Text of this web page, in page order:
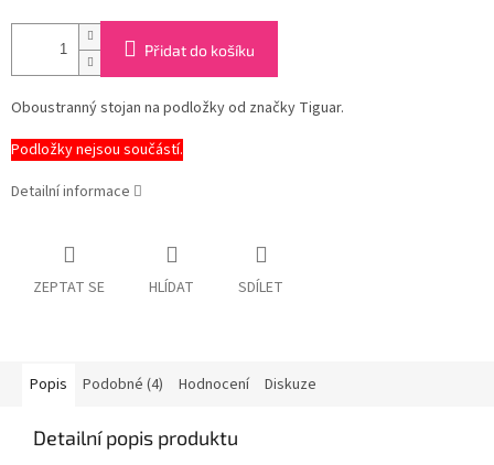
Přidat do košíku
Oboustranný stojan na podložky od značky Tiguar.
Podložky nejsou součástí.
Detailní informace
ZEPTAT SE HLÍDAT SDÍLET
Popis Podobné (4) Hodnocení Diskuze
Detailní popis produktu